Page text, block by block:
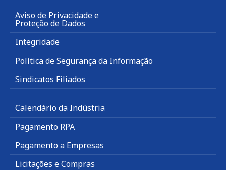
Aviso de Privacidade e
Proteção de Dados
Integridade
Política de Segurança da Informação
Sindicatos Filiados
Calendário da Indústria
Pagamento RPA
Pagamento a Empresas
Licitações e Compras